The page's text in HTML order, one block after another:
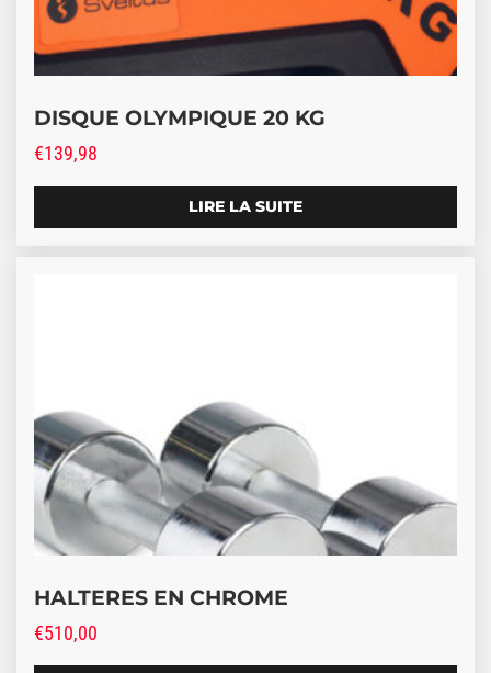
DISQUE OLYMPIQUE 20 KG
€139,98
LIRE LA SUITE
HALTERES EN CHROME
€510,00